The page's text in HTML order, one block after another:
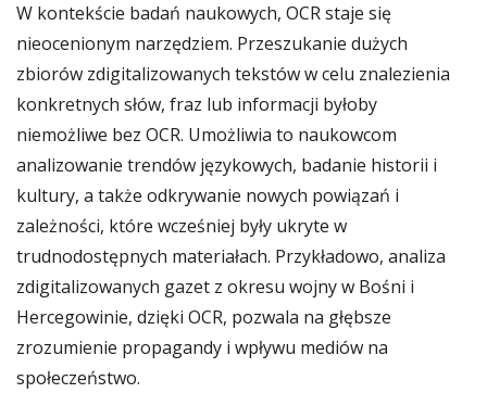
W kontekście badań naukowych, OCR staje się
nieocenionym narzędziem. Przeszukanie dużych
zbiorów zdigitalizowanych tekstów w celu znalezienia
konkretnych słów, fraz lub informacji byłoby
niemożliwe bez OCR. Umożliwia to naukowcom
analizowanie trendów językowych, badanie historii i
kultury, a także odkrywanie nowych powiązań i
zależności, które wcześniej były ukryte w
trudnodostępnych materiałach. Przykładowo, analiza
zdigitalizowanych gazet z okresu wojny w Bośni i
Hercegowinie, dzięki OCR, pozwala na głębsze
zrozumienie propagandy i wpływu mediów na
społeczeństwo.